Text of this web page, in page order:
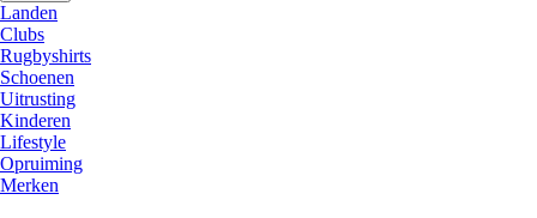
Landen
Clubs
Rugbyshirts
Schoenen
Uitrusting
Kinderen
Lifestyle
Opruiming
Merken